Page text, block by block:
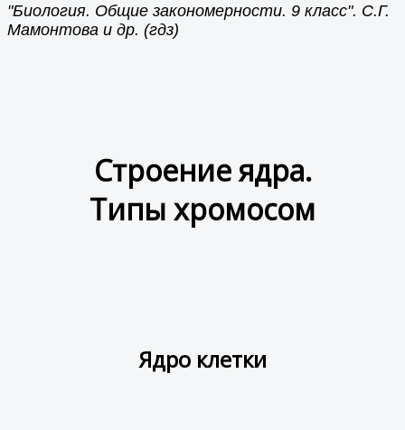
"Биология. Общие закономерности. 9 класс". С.Г.
Мамонтова и др. (гдз)
Строение ядра.
Типы хромосом
Ядро клетки